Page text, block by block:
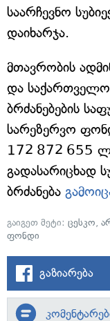
საარჩევნო
დაიხარჯა.
მთავრობის
და
ბრძანებების
სარეზერვო
172 872 655
გადასარიცხად
ბრძანება
გაიგეთ მეტი: ცესკო,
ფონდი
გაზიარება